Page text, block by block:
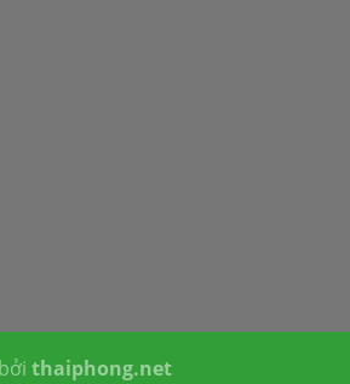
thaiphong.net